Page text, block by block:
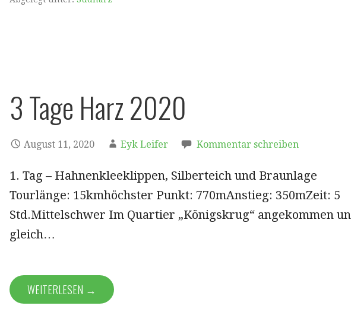
3 Tage Harz 2020
August 11, 2020 Eyk Leifer Kommentar schreiben
1. Tag – Hahnenkleeklippen, Silberteich und Braunlage
Tourlänge: 15kmhöchster Punkt: 770mAnstieg: 350mZeit: 5
Std.Mittelschwer Im Quartier „Königskrug“ angekommen
gleich…
WEITERLESEN →